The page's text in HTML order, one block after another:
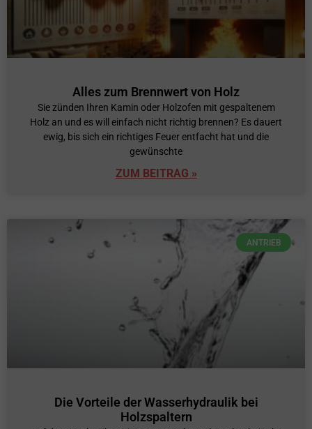
Alles zum Brennwert von Holz
Sie zünden Ihren Kamin oder Holzofen mit gespaltenem
Holz an und es will einfach nicht richtig brennen? Es dauert
ewig, bis sich ein richtiges Feuer entfacht hat und die
gewünschte
ZUM BEITRAG »
ANTRIEB
Die Vorteile der Wasserhydraulik bei
Holzspaltern